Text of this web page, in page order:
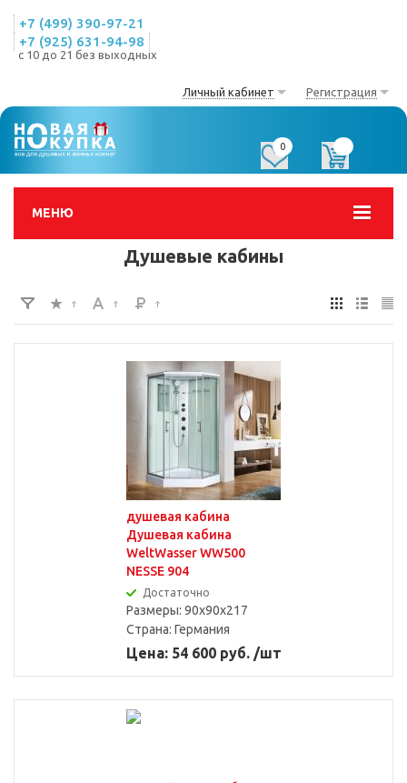
+7 (499) 390-97-21
+7 (925) 631-94-98
с 10 до 21 без выходных
Личный кабинет Регистрация
МЕНЮ
0
Душевые кабины
душевая кабина
Душевая кабина
WeltWasser WW500
NESSE 904
Достаточно
Размеры: 90x90x217
Страна: Германия
Цена: 54 600 руб. /шт